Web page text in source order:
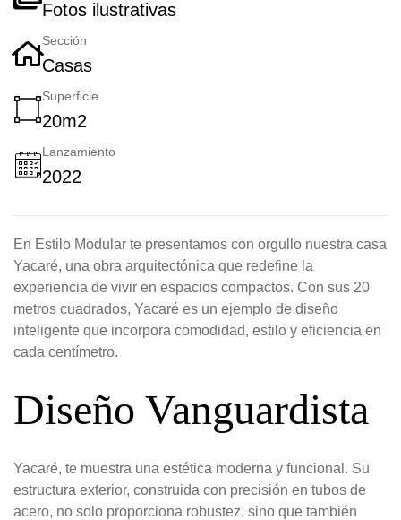
Fotos ilustrativas
Sección
Casas
Superficie
20m2
Lanzamiento
2022
En Estilo Modular te presentamos con orgullo nuestra casa
Yacaré, una obra arquitectónica que redefine la
experiencia de vivir en espacios compactos. Con sus 20
metros cuadrados, Yacaré es un ejemplo de diseño
inteligente que incorpora comodidad, estilo y eficiencia en
cada centímetro.
Diseño Vanguardista
Yacaré, te muestra una estética moderna y funcional. Su
estructura exterior, construida con precisión en tubos de
acero, no solo proporciona robustez, sino que también